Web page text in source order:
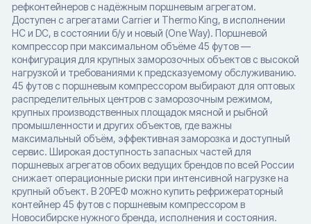
рефконтейнеров с надёжным поршневым агрегатом.
Доступен с агрегатами Carrier и Thermo King, в исполнении
HC и DC, в состоянии б/у и новый (One Way). Поршневой
компрессор при максимальном объёме 45 футов —
конфигурация для крупных заморозочных объектов с высокой
нагрузкой и требованиями к предсказуемому обслуживанию.
45 футов с поршневым компрессором выбирают для оптовых
распределительных центров с заморозочным режимом,
крупных производственных площадок мясной и рыбной
промышленности и других объектов, где важны
максимальный объём, эффективная заморозка и доступный
сервис. Широкая доступность запасных частей для
поршневых агрегатов обоих ведущих брендов по всей России
снижает операционные риски при интенсивной нагрузке на
крупный объект. В 20РЕФ можно купить рефрижераторный
контейнер 45 футов с поршневым компрессором в
Новосибирске нужного бренда, исполнения и состояния.